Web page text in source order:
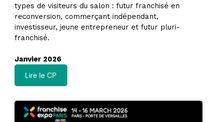
types de visiteurs du salon : futur franchisé en
reconversion, commerçant indépendant,
investisseur, jeune entrepreneur et futur pluri-
franchisé.
Janvier 2026
Lire le CP